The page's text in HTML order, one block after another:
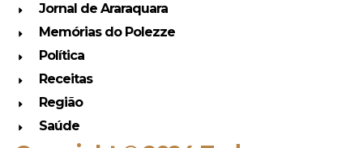
Jornal de Araraquara
Memórias do Polezze
Política
Receitas
Região
Saúde